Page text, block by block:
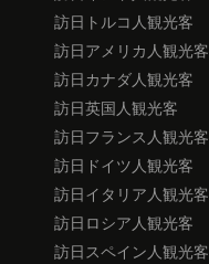
訪日トルコ人観光客
訪日アメリカ人観光客
訪日カナダ人観光客
訪日英国人観光客
訪日フランス人観光客
訪日ドイツ人観光客
訪日イタリア人観光客
訪日ロシア人観光客
訪日スペイン人観光客